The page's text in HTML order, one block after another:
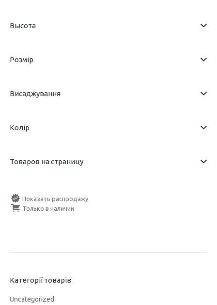
Высота
Розмір
Висаджування
Колір
Товаров на страницу
Показать распродажу
Только в наличии
Категорії товарів
Uncategorized